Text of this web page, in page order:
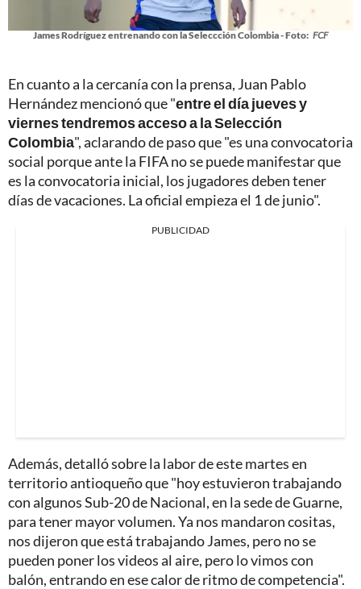
James Rodríguez entrenando con la Seleccción Colombia - Foto: FCF
En cuanto a la cercanía con la prensa, Juan Pablo
Hernández mencionó que "entre el día jueves y
viernes tendremos acceso a la Selección
Colombia", aclarando de paso que "es una convocatoria
social porque ante la FIFA no se puede manifestar que
es la convocatoria inicial, los jugadores deben tener
días de vacaciones. La oficial empieza el 1 de junio".
PUBLICIDAD
Además, detalló sobre la labor de este martes en
territorio antioqueño que "hoy estuvieron trabajando
con algunos Sub-20 de Nacional, en la sede de Guarne,
para tener mayor volumen. Ya nos mandaron cositas,
nos dijeron que está trabajando James, pero no se
pueden poner los videos al aire, pero lo vimos con
balón, entrando en ese calor de ritmo de competencia".